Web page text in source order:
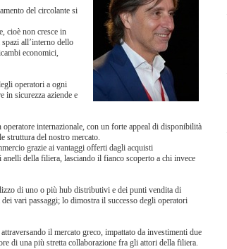
del circolante si
cioè non cresce in
all’interno dello
economici,
operatori a ogni
in sicurezza aziende e
internazionale, con un forte appeal di disponibilità
struttura del nostro mercato.
grazie ai vantaggi offerti dagli acquisti
della filiera, lasciando il fianco scoperto a chi invece
di uno o più hub distributivi e dei punti vendita di
vari passaggi; lo dimostra il successo degli operatori
il mercato greco, impattato da investimenti due
di una più stretta collaborazione fra gli attori della filiera.